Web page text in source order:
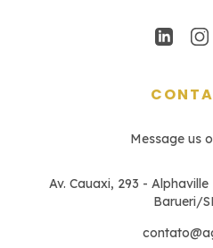
Message us
Av. Cauaxi, 293 -
Barueri/